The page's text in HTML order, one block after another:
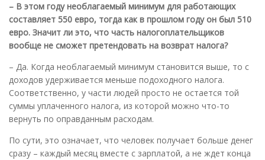
– В этом году необлагаемый минимум для работающих
составляет 550 евро, тогда как в прошлом году он был 510
евро. Значит ли это, что часть налогоплательщиков
вообще не сможет претендовать на возврат налога?
– Да. Когда необлагаемый минимум становится выше, то с
доходов удерживается меньше подоходного налога.
Соответственно, у части людей просто не остается той
суммы уплаченного налога, из которой можно что-то
вернуть по оправданным расходам.
По сути, это означает, что человек получает больше денег
сразу – каждый месяц вместе с зарплатой, а не ждет конца